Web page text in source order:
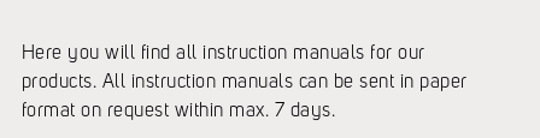
Here you will find all instruction manuals for our
products. All instruction manuals can be sent in paper
format on request within max. 7 days.